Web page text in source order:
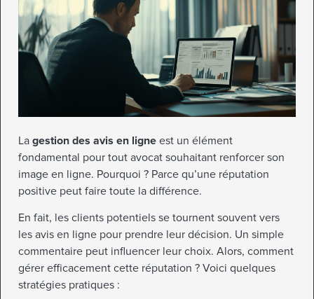
La gestion des avis en ligne est un élément
fondamental pour tout avocat souhaitant renforcer son
image en ligne. Pourquoi ? Parce qu’une réputation
positive peut faire toute la différence.
En fait, les clients potentiels se tournent souvent vers
les avis en ligne pour prendre leur décision. Un simple
commentaire peut influencer leur choix. Alors, comment
gérer efficacement cette réputation ? Voici quelques
stratégies pratiques :